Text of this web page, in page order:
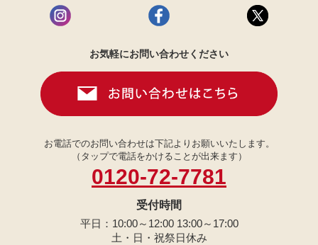
お気軽にお問い合わせください
お電話でのお問い合わせは下記よりお願いいたします。
（タップで電話をかけることが出来ます）
0120-72-7781
受付時間
平日：10:00～12:00 13:00～17:00
土・日・祝祭日休み